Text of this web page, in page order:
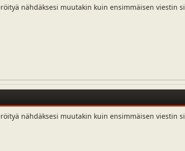
nähdäksesi muutakin kuin ensimmäisen viestin
nähdäksesi muutakin kuin ensimmäisen viestin